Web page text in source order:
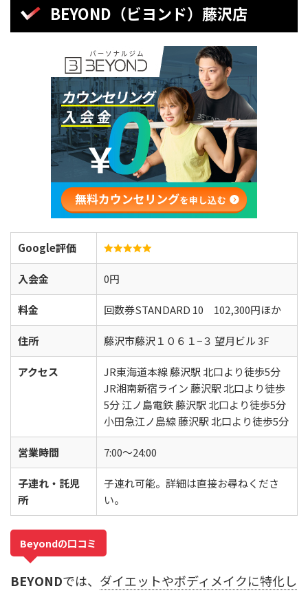
BEYOND（ビヨンド）藤沢店
Google評価
入会金 0円
料金 回数券STANDARD 10 102,300円ほか
住所 藤沢市藤沢１０６１−３ 望月ビル 3F
アクセス
JR東海道本線 藤沢駅 北口より徒歩5分
JR湘南新宿ライン 藤沢駅 北口より徒歩
5分 江ノ島電鉄 藤沢駅 北口より徒歩5分
小田急江ノ島線 藤沢駅 北口より徒歩5分
営業時間 7:00〜24:00
子連れ・託児
所
子連れ可能。詳細は直接お尋ねくださ
い。
Beyondの口コミ
BEYONDでは、 ダイエットやボディメイクに特化し